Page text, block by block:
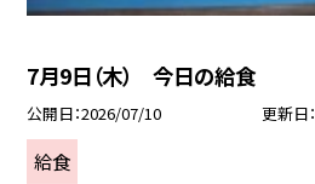
7月9日（木） 今日の給食
公開日 2026/07/10 更新日
給食